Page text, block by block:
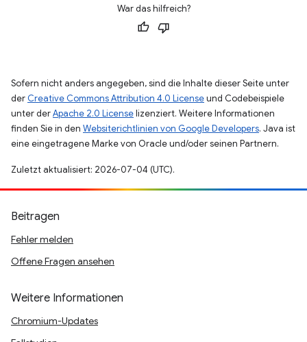
War das hilfreich?
Sofern nicht anders angegeben, sind die Inhalte dieser Seite unter
der Creative Commons Attribution 4.0 Licenseund Codebeispiele
unter derApache 2.0 Licenselizenziert. Weitere Informationen
finden Sie in den Websiterichtlinien von Google Developers. Java ist
eine eingetragene Marke von Oracle und/oder seinen Partnern.
Zuletzt aktualisiert: 2026-07-04 (UTC).
Beitragen
Fehler melden
Offene Fragen ansehen
Weitere Informationen
Chromium-Updates